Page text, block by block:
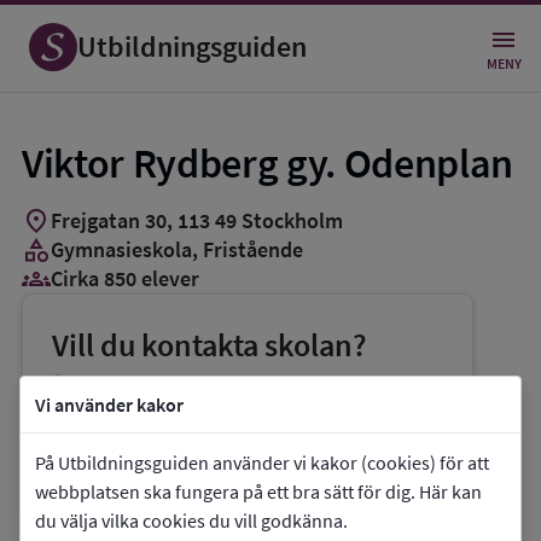
Vi använder kakor
På Utbildningsguiden använder vi kakor (cookies) för att
webbplatsen ska fungera på ett bra sätt för dig. Här kan
du välja vilka cookies du vill godkänna.
Utbildningsguiden MENY
Viktor Rydberg gy. Odenplan
location_on Frejgatan 30, 11349 Stockholm
categoryGymnasieskola, Fristående
groups_3Cirka 850 elever
Vill du kontakta skolan?
phoneTelefon:08-6222150
mailE-post:info@vrgcampus.vrskolor.se
linkWebbplats:Viktor Rydberg gy. Odenplan